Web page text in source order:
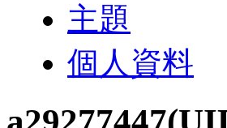
主題
個人資料